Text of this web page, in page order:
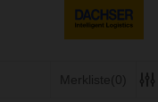
Merkliste(0)